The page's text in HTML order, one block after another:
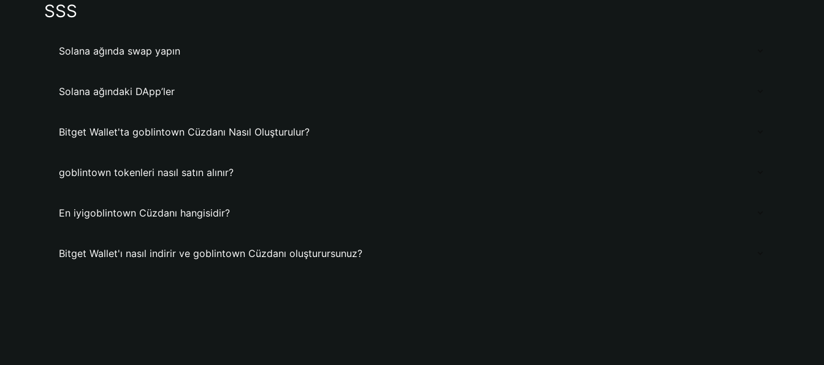
SSS
Solana ağında swap yapın
Solana ağındaki DApp’ler
Bitget Wallet'ta goblintown Cüzdanı Nasıl Oluşturulur?
goblintown tokenleri nasıl satın alınır?
En iyigoblintown Cüzdanı hangisidir?
Bitget Wallet'ı nasıl indirir ve goblintown Cüzdanı oluşturursunuz?